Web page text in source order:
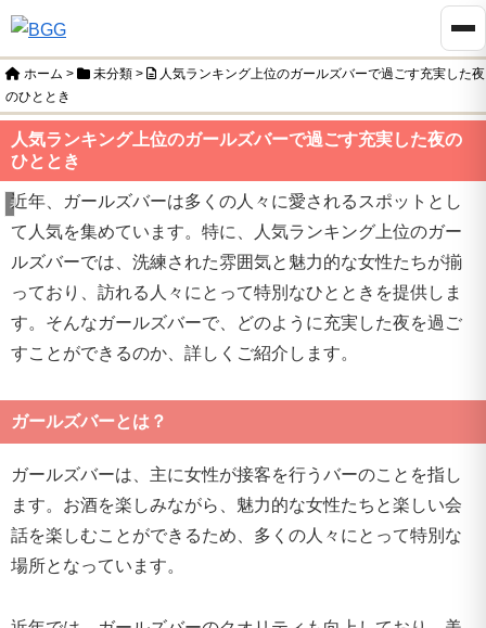
ホーム > 未分類 >
人気ランキング上位のガールズバーで過ごす充実した夜
のひととき
人気ランキング上位のガールズバーで過ごす充実した夜の
ひととき
未分類
近年、ガールズバーは多くの人々に愛されるスポットとし
て人気を集めています。特に、人気ランキング上位のガー
ルズバーでは、洗練された雰囲気と魅力的な女性たちが揃
っており、訪れる人々にとって特別なひとときを提供しま
す。そんなガールズバーで、どのように充実した夜を過ご
すことができるのか、詳しくご紹介します。
ガールズバーとは？
ガールズバーは、主に女性が接客を行うバーのことを指し
ます。お酒を楽しみながら、魅力的な女性たちと楽しい会
話を楽しむことができるため、多くの人々にとって特別な
場所となっています。